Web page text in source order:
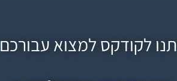
תנו לקודקס למצוא עבורכם